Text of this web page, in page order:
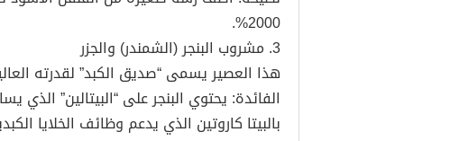
2000%.
3. مشروب البنجر (الشمندر) والجزر
هذا العصير يسمى “صديق الكبد” لقدرته
الفائدة: يحتوي البنجر على “البيتالين”
بالبيتا كاروتين الذي يدعم وظائف الخلايا